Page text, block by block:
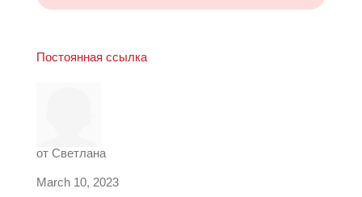
Постоянная ссылка
от Светлана
March 10, 2023